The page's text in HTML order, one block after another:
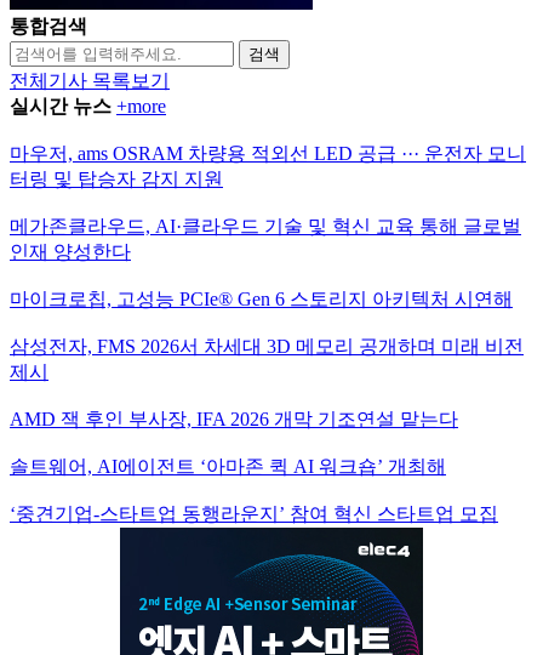
통합검색
검색
전체기사 목록보기
실시간 뉴스 +more
마우저, ams OSRAM 차량용 적외선 LED 공급 ··· 운전자 모니
터링 및 탑승자 감지 지원
메가존클라우드, AI·클라우드 기술 및 혁신 교육 통해 글로벌
인재 양성한다
마이크로칩, 고성능 PCIe® Gen 6 스토리지 아키텍처 시연해
삼성전자, FMS 2026서 차세대 3D 메모리 공개하며 미래 비전
제시
AMD 잭 후인 부사장, IFA 2026 개막 기조연설 맡는다
솔트웨어, AI에이전트 ‘아마존 퀵 AI 워크숍’ 개최해
‘중견기업-스타트업 동행라운지’ 참여 혁신 스타트업 모집